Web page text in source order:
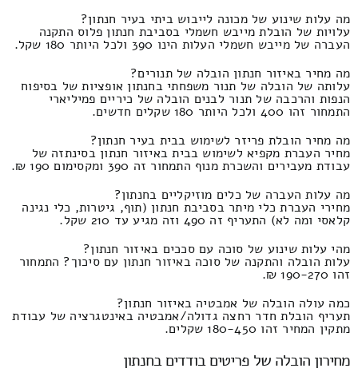
מה עלות שינוע של מכונה לייבוש ביתי בעיר חנתון?
עלויות של הובלת מייבש חשמלי בסביבת חנתון פלוס התקנה
העברה של מייבש חשמלי העלות הינו 390 ולכל היותר 180 שקל.
מה מחיר באיזור חנתון הובלה של תנורים?
עלותה של הובלה של תנור משפחתי בחנתון אופציות של בסיפוח
הנפות והרכבה של תנור לבנים הובלה של כיריים פמיליארי
התמחור זהו 400 ולכל היותר 180 שקלים חדשים.
מה מחיר הובלת פריזר לשימוש בבית בעיר חנתון?
מחיר העברת מקפיא לשימוש בבית באיזור חנתון בסינתזה של
עבודת מעבירים והשכרת מנוף התמחור זה 390 ומקסימום 190 ₪.
מה עלות העברה של כלים מוזיקליים בחנתון?
מחירי העברת כלי מיתר בסביבת חנתון (תוף, גיטרות, כלי נגינה
קלאסי ומה לא) התעריף זה 490 וזה מגיע עד 210 שקל.
מהי עלות שינוע של סוכה עם סככים באיזור חנתון?
עלות הובלה והתקנה של סוכה באיזור חנתון עם סיכוך? התמחור
זהו 190-270 ₪.
כמה עולה הובלה של אמבטיה באיזור חנתון?
תעריף הובלת חדר רחצה גדולה/אמבטיה באינטגרציה של עבודת
מתקין המחיר זהו 180-450 שקלים.
מחירון הובלה של פריטים בודדים בחנתון